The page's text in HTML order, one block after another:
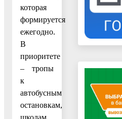
которая
формируется
ежегодно.
В
приоритете
– тропы
к
автобусным
остановкам,
школам,